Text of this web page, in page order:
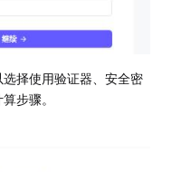
择使用验证器、安全密
步骤。